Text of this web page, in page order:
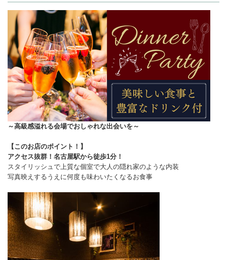
～高級感溢れる会場でおしゃれな出会いを～
【このお店のポイント！】
アクセス抜群！名古屋駅から徒歩1分！
スタイリッシュで上質な個室で大人の隠れ家のような内装
写真映えするうえに何度も味わいたくなるお食事